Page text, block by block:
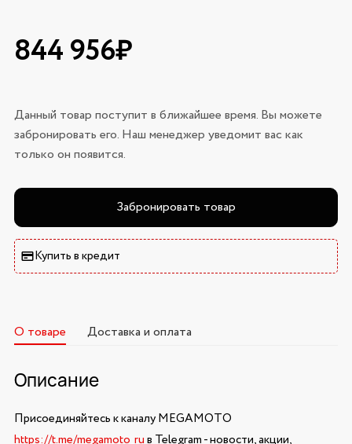
844 956₽
Данный товар поступит в ближайшее время. Вы можете
забронировать его. Наш менеджер уведомит вас как
только он появится.
Забронировать товар
Купить в кредит
О товаре Доставка и оплата
Описание
Присоединяйтесь к каналу MEGAMOTO
https://t.me/megamoto_ruв Telegram - новости, акции,